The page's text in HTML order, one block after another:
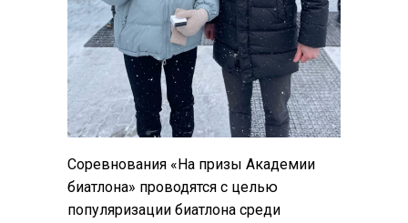
Соревнования «На призы Академии
биатлона» проводятся с целью
популяризации биатлона среди